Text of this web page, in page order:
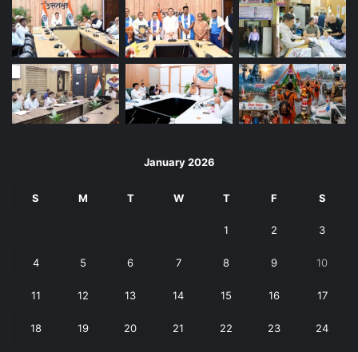
January 2026
S M T W T F S
1 2 3
4 5 6 7 8 9 10
11 12 13 14 15 16 17
18 19 20 21 22 23 24